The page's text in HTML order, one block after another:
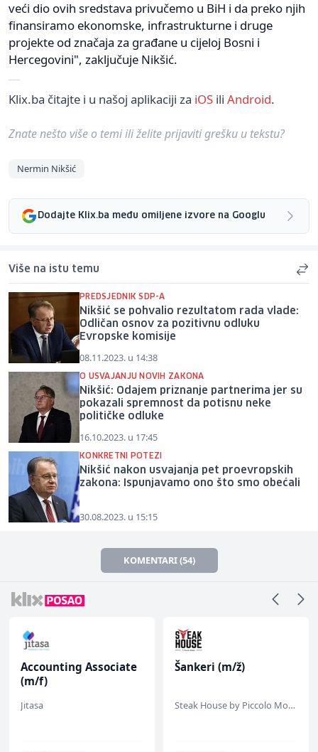
veći dio ovih sredstava privučemo u BiH i da preko njih
finansiramo ekonomske, infrastrukturne i druge
projekte od značaja za građane u cijeloj Bosni i
Hercegovini", zaključuje Nikšić.
Klix.ba čitajte i u našoj aplikaciji za iOS ili Android.
Znate nešto više o temi ili želite prijaviti grešku u tekstu?
Nermin Nikšić
Dodajte Klix.ba među omiljene izvore na Googlu
Više na istu temu
PREDSJEDNIK SDP-A
Nikšić se pohvalio rezultatom rada vlade:
Odličan osnov za pozitivnu odluku
Evropske komisije
08.11.2023. u 14:38
O USVAJANJU NOVIH ZAKONA
Nikšić: Odajem priznanje partnerima jer su
pokazali spremnost da potisnu neke
političke odluke
16.10.2023. u 17:45
KONKRETNI POTEZI
Nikšić nakon usvajanja pet proevropskih
zakona: Ispunjavamo ono što smo obećali
30.08.2023. u 15:15
KOMENTARI (54)
Accounting Associate
(m/f)
Jitasa
Šankeri (m/ž)
Steak House by Piccolo Mondo